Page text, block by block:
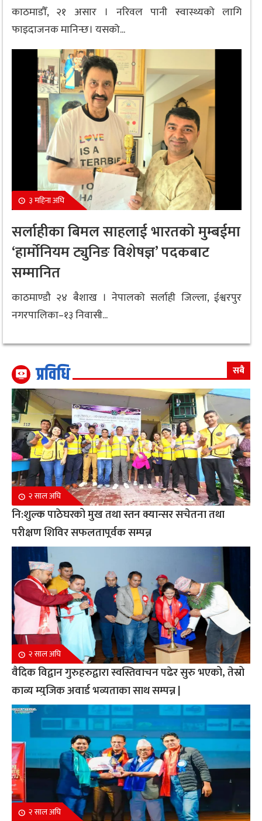
काठमाडौँ, २१ असार । नरिवल पानी स्वास्थ्यको लागि
फाइदाजनक मानिन्छ। यसको...
३ महिना अघि
सर्लाहीका बिमल साहलाई भारतको मुम्बईमा
‘हार्मोनियम ट्युनिङ विशेषज्ञ’ पदकबाट
सम्मानित
काठमाण्डौ २४ बैशाख । नेपालको सर्लाही जिल्ला, ईश्वरपुर
नगरपालिका–१३ निवासी...
प्रविधि सबै
२ साल अघि
नि:शुल्क पाठेघरको मुख तथा स्तन क्यान्सर सचेतना तथा
परीक्षण शिविर सफलतापूर्वक सम्पन्न
२ साल अघि
वैदिक विद्वान गुरुहरुद्वारा स्वस्तिवाचन पढेर सुरु भएको, तेस्रो
काव्य म्युजिक अवार्ड भव्यताका साथ सम्पन्न |
२ साल अघि